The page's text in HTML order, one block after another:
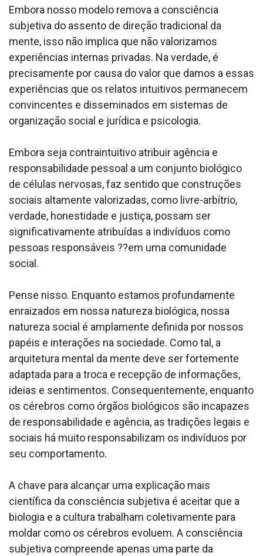
Embora nosso modelo remova a consciência
subjetiva do assento de direção tradicional da
mente, isso não implica que não valorizamos
experiências internas privadas. Na verdade, é
precisamente por causa do valor que damos a essas
experiências que os relatos intuitivos permanecem
convincentes e disseminados em sistemas de
organização social e jurídica e psicologia.
Embora seja contraintuitivo atribuir agência e
responsabilidade pessoal a um conjunto biológico
de células nervosas, faz sentido que construções
sociais altamente valorizadas, como livre-arbítrio,
verdade, honestidade e justiça, possam ser
significativamente atribuídas a indivíduos como
pessoas responsáveis ??em uma comunidade
social.
Pense nisso. Enquanto estamos profundamente
enraizados em nossa natureza biológica, nossa
natureza social é amplamente definida por nossos
papéis e interações na sociedade. Como tal, a
arquitetura mental da mente deve ser fortemente
adaptada para a troca e recepção de informações,
ideias e sentimentos. Consequentemente, enquanto
os cérebros como órgãos biológicos são incapazes
de responsabilidade e agência, as tradições legais e
sociais há muito responsabilizam os indivíduos por
seu comportamento.
A chave para alcançar uma explicação mais
científica da consciência subjetiva é aceitar que a
biologia e a cultura trabalham coletivamente para
moldar como os cérebros evoluem. A consciência
subjetiva compreende apenas uma parte da